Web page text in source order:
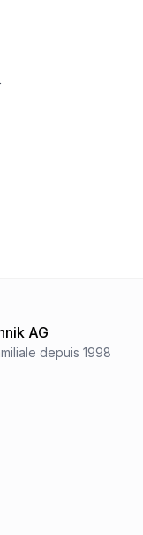
AG
depuis 1998
Play Store